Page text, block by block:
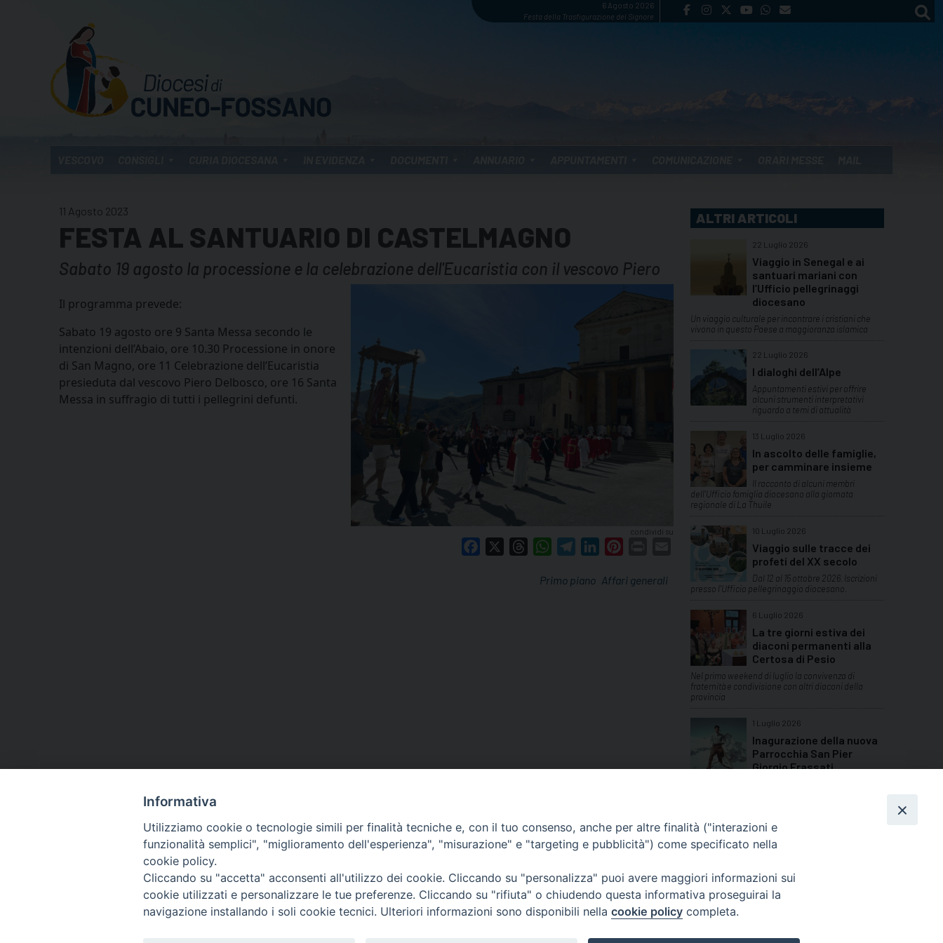
6 Agosto 2026
Festa della Trasfigurazione del Signore
11 Agosto 2023
FESTA AL SANTUARIO DI CASTELMAGNO
Sabato 19 agosto la processione e la celebrazione dell'Eucaristia con il vescovo Piero
Il programma prevede:
Sabato 19 agosto ore 9 Santa Messa secondo le
intenzioni dell’Abaio, ore 10.30 Processione in onore
di San Magno, ore 11 Celebrazione dell’Eucaristia
presieduta dal vescovo Piero Delbosco, ore 16 Santa
Messa in suffragio di tutti i pellegrini defunti.
condividi su
Facebook ThreadsWhatsAppTelegramLinkedIn Email
Affari generali
Primo piano
ALTRI ARTICOLI
22 Luglio 2026
Viaggio in Senegal e ai
santuari mariani con
l’Ufficio pellegrinaggi
diocesano
Un viaggio culturale per incontrare i cristiani che
vivono in questo Paese a maggioranza islamica
22 Luglio 2026
I dialoghi dell’Alpe
Appuntamenti estivi per offrire
alcuni strumenti interpretativi
riguardo a temi di attualità
13 Luglio 2026
In ascolto delle famiglie,
per camminare insieme
Il racconto di alcuni membri
dell'Ufficio famiglia diocesano alla giornata
regionale di La Thuile
10 Luglio 2026
Viaggio sulle tracce dei
profeti del XX secolo
Dal 12 al 15 ottobre 2026. Iscrizioni
presso l'Ufficio pellegrinaggio diocesano.
6 Luglio 2026
La tre giorni estiva dei
diaconi permanenti alla
Certosa di Pesio
Nel primo weekend di luglio la convivenza di
fraternità e condivisione con altri diaconi della
provincia
1 Luglio 2026
Inagurazione della nuova
Parrocchia San Pier
Giorgio Frassati
TUTTI GLI ARTICOLI
via Amedeo Rossi, 28 - 12100 Cuneo
Informativa
Utilizziamo cookie o tecnologie simili per finalità tecniche e, con il tuo consenso, anche per altre finalità ("interazioni e
funzionalità semplici", "miglioramento dell'esperienza", "misurazione" e "targeting e pubblicità") come specificato nella
cookie policy.
Cliccando su "accetta" acconsenti all'utilizzo dei cookie. Cliccando su "personalizza" puoi avere maggiori informazioni sui
cookie utilizzati e personalizzare le tue preferenze. Cliccando su "rifiuta" o chiudendo questa informativa proseguirai la
navigazione installando i soli cookie tecnici. Ulteriori informazioni sono disponibili nella cookie policy completa.